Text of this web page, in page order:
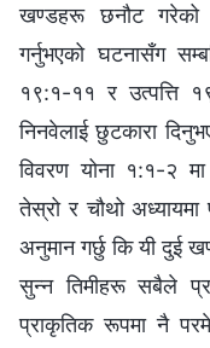
खण्डहरू छनौट गरेको
गर्नुभएको घटनासँग
१९:१-११ र उत्‍पत्ति
निनवेलाई छुटकारा
विवरण योना १:१-२
तेस्रो र चौथो
अनुमान गर्छु कि यी दुई
सुन्‍न तिमीहरू सबैले
प्राकृतिक रूपमा नै